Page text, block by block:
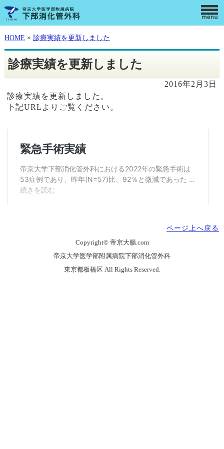
HOME » 診療実績を更新しました
診療実績を更新しました
2016年2月3日
診療実績を更新しました。
下記URLよりご覧ください。
ページ上へ戻る
Copyright© 帝京大腸.com
帝京大学医学部附属病院下部消化管外科
東京都板橋区 All Rights Reserved.